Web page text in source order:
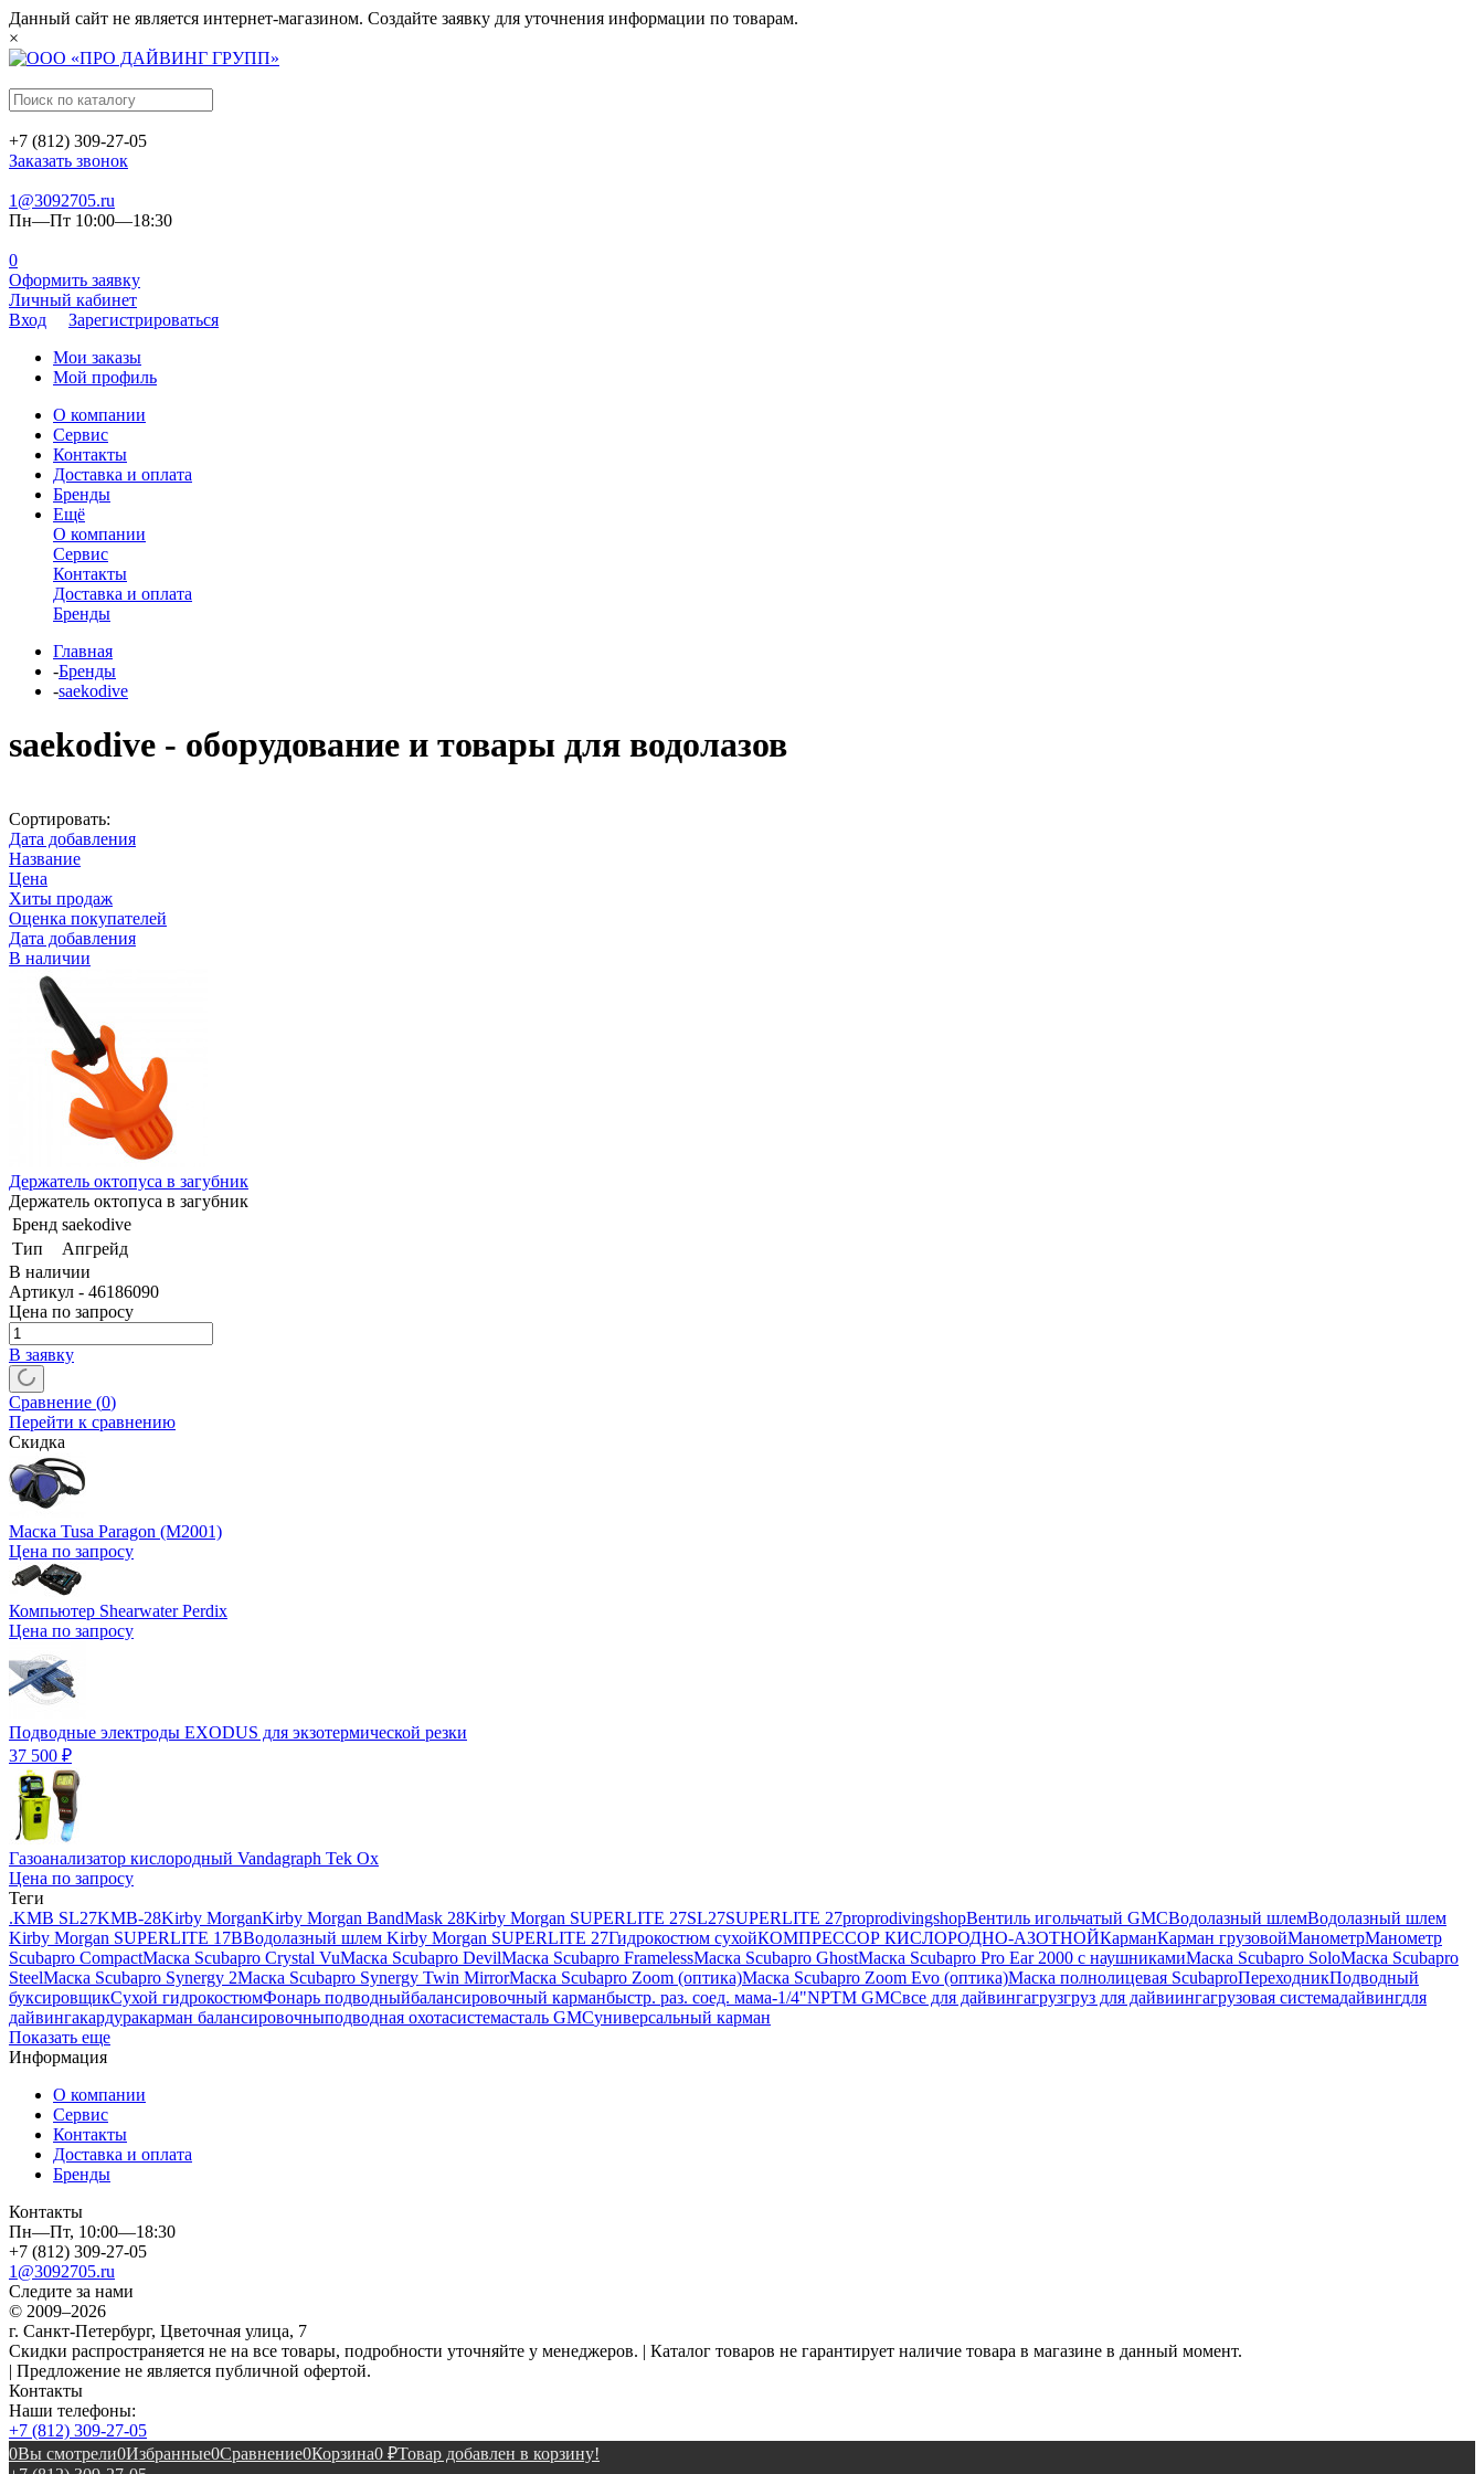
Данный сайт не является интернет-магазином. Создайте заявку для уточнения информации по товарам.
×
+7 (812) 309-27-05
Заказать звонок
1@3092705.ru
Пн—Пт 10:00—18:30
0
Оформить заявку
Личный кабинет
Вход
Зарегистрироваться
Мои заказы
Мой профиль
О компании
Сервис
Контакты
Доставка и оплата
Бренды
Ещё
О компании
Сервис
Контакты
Доставка и оплата
Бренды
Главная
-Бренды
-saekodive
saekodive - оборудование и товары для водолазов
Сортировать:
Дата добавления
Название
Цена
Хиты продаж
Оценка покупателей
Дата добавления
В наличии
Держатель октопуса в загубник
Держатель октопуса в загубник
Бренд saekodive
Тип
Апгрейд
В наличии
Артикул - 46186090
Цена по запросу
В заявку
Сравнение (0)
Перейти к сравнению
Скидка
Маска Tusa Paragon (M2001)
Цена по запросу
Компьютер Shearwater Perdix
Цена по запросу
Подводные электроды EXODUS для экзотермической резки
37 500 ₽
Газоанализатор кислородный Vandagraph Tek Ox
Цена по запросу
Теги
.KMB SL27KMB-28Kirby MorganKirby Morgan BandMask 28Kirby Morgan SUPERLITE 27SL27SUPERLITE 27proprodivingshopВентиль игольчатый GMCВодолазный шлемВодолазный шлем
Kirby Morgan SUPERLITE 17BВодолазный шлем Kirby Morgan SUPERLITE 27Гидрокостюм сухойКОМПРЕССОР КИСЛОРОДНО-АЗОТНОЙКарманКарман грузовойМанометрМанометр
Scubapro CompactМаска Scubapro Crystal VuМаска Scubapro DevilМаска Scubapro FramelessМаска Scubapro GhostМаска Scubapro Pro Ear 2000 с наушникамиМаска Scubapro SoloМаска Scubapro
SteelМаска Scubapro Synergy 2Маска Scubapro Synergy Twin MirrorМаска Scubapro Zoom (оптика)Маска Scubapro Zoom Evo (оптика)Маска полнолицевая ScubaproПереходникПодводный
буксировщикСухой гидрокостюмФонарь подводныйбалансировочный карманбыстр. раз. соед. мама-1/4"NPTM GMCвсе для дайвингагрузгруз для дайвиингагрузовая системадайвингдля
дайвингакардуракарман балансировочныподводная охотасистемасталь GMCуниверсальный карман
Показать еще
Информация
О компании
Сервис
Контакты
Доставка и оплата
Бренды
Контакты
Пн—Пт, 10:00—18:30
+7 (812) 309-27-05
1@3092705.ru
Следите за нами
© 2009–2026
г. Санкт-Петербург, Цветочная улица, 7
Скидки распространяется не на все товары, подробности уточняйте у менеджеров. | Каталог товаров не гарантирует наличие товара в магазине в данный момент.
| Предложение не является публичной офертой.
Контакты
Наши телефоны:
+7 (812) 309-27-05
0Вы смотрели0Избранные0Сравнение0Корзина0 ₽Товар добавлен в корзину!